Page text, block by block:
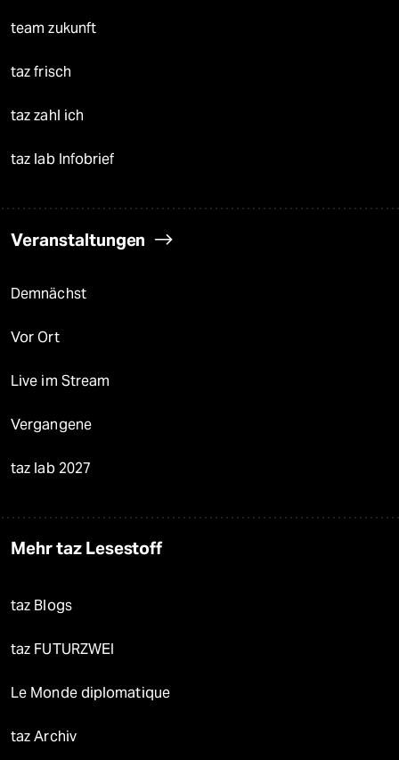
team zukunft
taz frisch
taz zahl ich
taz lab Infobrief
Veranstaltungen
Demnächst
Vor Ort
Live im Stream
Vergangene
taz lab 2027
Mehr taz Lesestoff
taz Blogs
taz FUTURZWEI
Le Monde diplomatique
taz Archiv